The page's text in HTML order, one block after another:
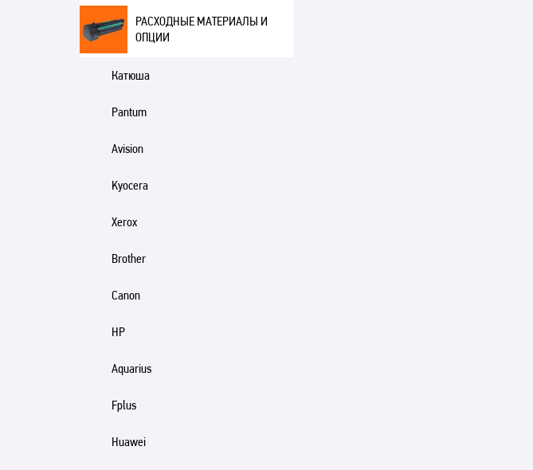
РАСХОДНЫЕ МАТЕРИАЛЫ И
ОПЦИИ
Катюша
Pantum
Avision
Kyocera
Xerox
Brother
Canon
HP
Aquarius
Fplus
Huawei